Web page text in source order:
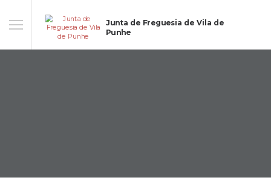
Junta de Freguesia de Vila de
Punhe